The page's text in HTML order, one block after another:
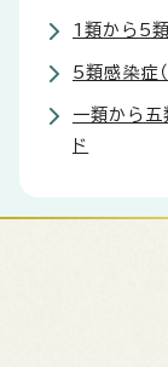
1類から5
5類感染症
一類から五
ド